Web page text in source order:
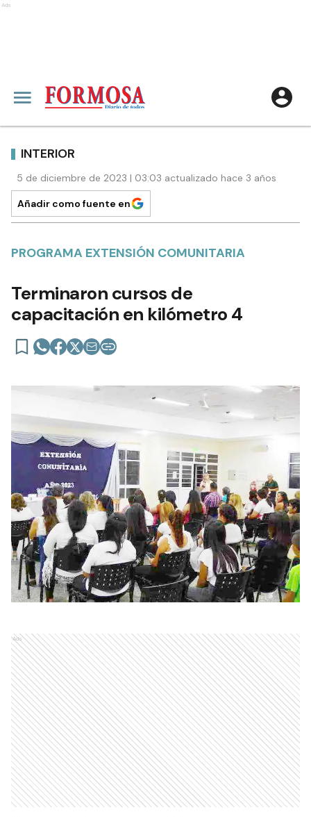
Ads
INTERIOR
5 de diciembre de 2023 | 03:03 actualizado hace 3 años
Añadir como fuente en
PROGRAMA EXTENSIÓN COMUNITARIA
Terminaron cursos de
capacitación en kilómetro 4
Ads